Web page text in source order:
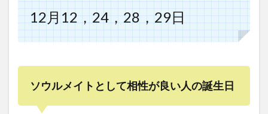
12月12，24，28，29日
ソウルメイトとして相性が良い人の誕生日